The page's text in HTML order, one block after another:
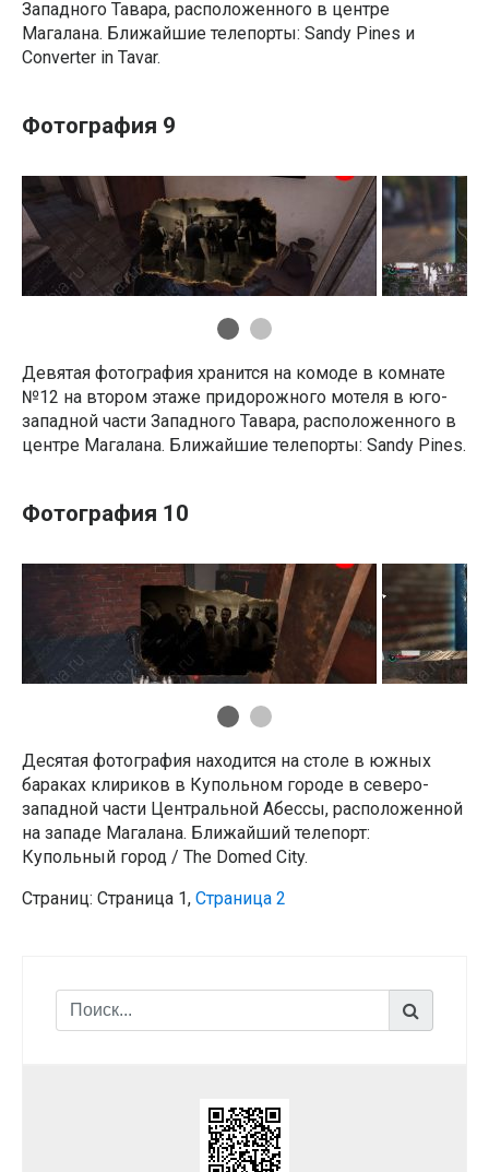
Западного Тавара, расположенного в центре
Магалана. Ближайшие телепорты: Sandy Pines и
Converter in Tavar.
Фотография 9
Девятая фотография хранится на комоде в комнате
№12 на втором этаже придорожного мотеля в юго-
западной части Западного Тавара, расположенного в
центре Магалана. Ближайшие телепорты: Sandy Pines.
Фотография 10
Десятая фотография находится на столе в южных
бараках клириков в Купольном городе в северо-
западной части Центральной Абессы, расположенной
на западе Магалана. Ближайший телепорт:
Купольный город / The Domed City.
Страниц: Страница 1, Страница 2